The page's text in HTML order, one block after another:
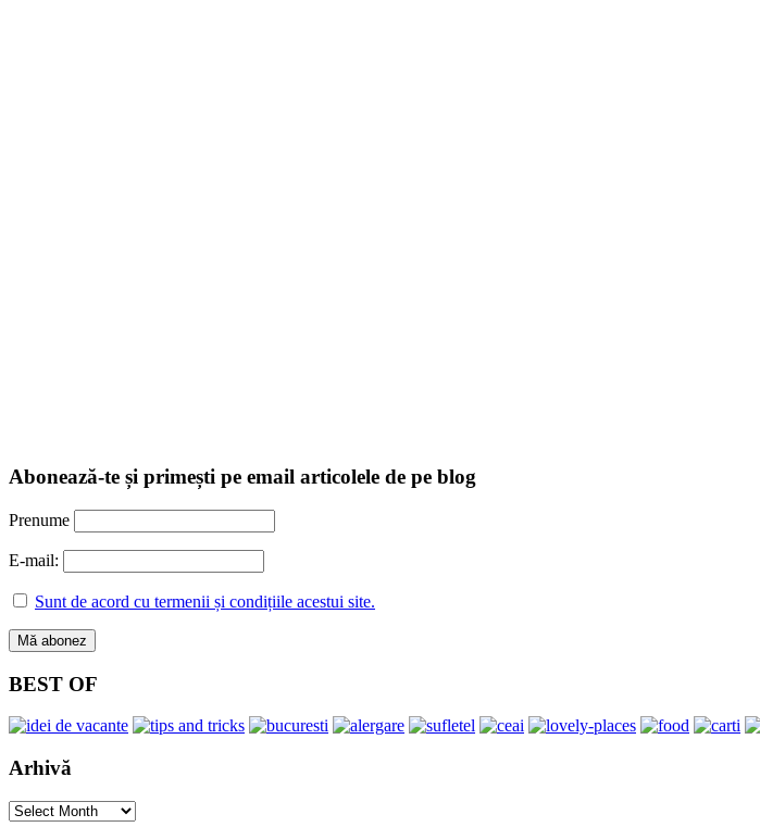
Abonează-te și primești pe email articolele de pe blog
Prenume
E-mail:
Sunt de acord cu termenii și condițiile acestui site.
BEST OF
Arhivă
Arhivă